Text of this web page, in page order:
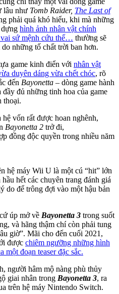
lâu như Tomb Raider, The Last of
phải quá khó hiểu, khi mà những
dựng hình ảnh nhân vật chính
vai sứ mệnh cứu thế… thường sẽ
những tố chất trời ban hơn.
game kinh điển với nhân vật
duyên dáng vừa chết chóc, rõ
đến Bayonetta – dòng game hành
đủ những tinh hoa của game
thoại.
vốn rất được hoan nghênh,
Bayonetta 2 trở đi,
đồng độc quyền trong nhiều năm
hệ máy Wii U là một cú “hit” lớn
hết các chuyên trang đánh giá
do để trông đợi vào một hậu bản
úp mở về Bayonetta 3 trong suốt
và hãng thậm chí còn phải tung
giờ”. Mãi cho đến cuối 2021,
được chiêm ngưỡng những hình
một đoạn teaser đặc sắc.
người hâm mộ nàng phù thủy
giai nhân trong Bayonetta 3, ra
trên hệ máy Nintendo Switch.